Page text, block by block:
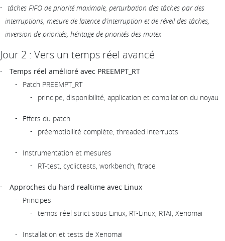
tâches FIFO de priorité maximale, perturbation des tâches par des
interruptions, mesure de latence d’interruption et de réveil des tâches,
inversion de priorités, héritage de priorités des mutex
Jour 2 : Vers un temps réel avancé
Temps réel amélioré avec PREEMPT_RT
Patch PREEMPT_RT
principe, disponibilité, application et compilation du noyau
Effets du patch
préemptibilité complète, threaded interrupts
Instrumentation et mesures
RT-test, cyclictests, workbench, ftrace
Approches du hard realtime avec Linux
Principes
temps réel strict sous Linux, RT-Linux, RTAI, Xenomai
Installation et tests de Xenomai